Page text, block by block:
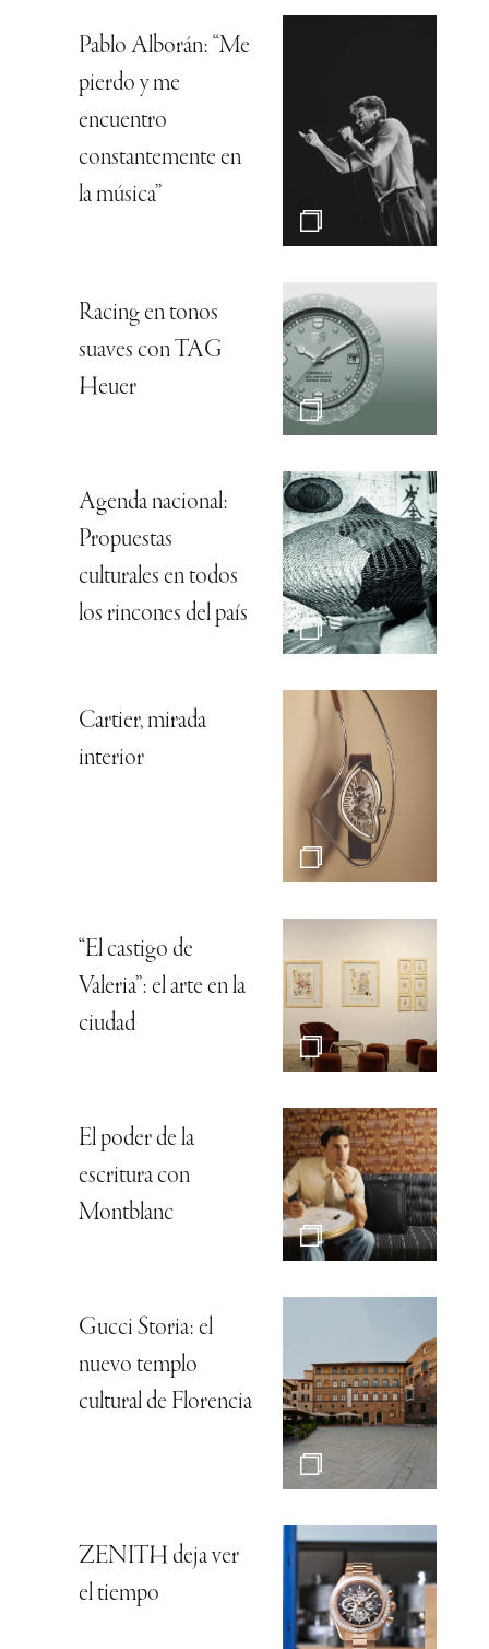
Pablo Alborán: “Me
pierdo y me
encuentro
constantemente en
la música”
Racing en tonos
suaves con TAG
Heuer
Agenda nacional:
Propuestas
culturales en todos
los rincones del país
Cartier, mirada
interior
“El castigo de
Valeria”: el arte en la
ciudad
El poder de la
escritura con
Montblanc
Gucci Storia: el
nuevo templo
cultural de Florencia
ZENITH deja ver
el tiempo